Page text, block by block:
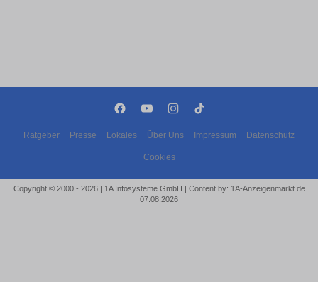
Ratgeber Presse Lokales Über Uns Impressum Datenschutz
Cookies
Copyright © 2000 - 2026 | 1A Infosysteme GmbH | Content by: 1A-Anzeigenmarkt.de
07.08.2026